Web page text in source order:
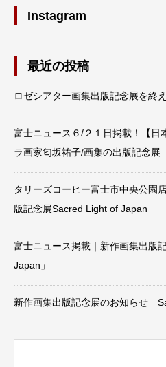
Instagram
最近の投稿
ロゼシアター画集出版記念展を終
富士ニュース６/２１日掲載！【日
ラ画家匂坂祐子/画集の出版記念展
タリーズコーヒー富士市中央公園
版記念展Sacred Light of Japan
富士ニュース掲載｜新作画集出版
Japan」
新作画集出版記念展のお知らせ